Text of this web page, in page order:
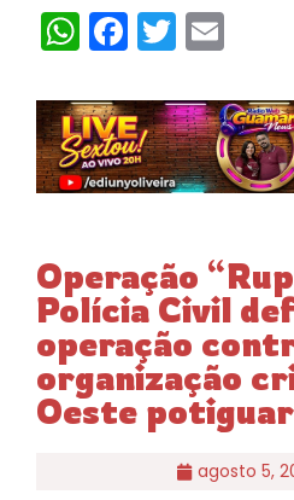
WhatsApp
Facebook
Twitter
Operação
Polícia Civil
operação
organização
Oeste potiguar
agosto 5,